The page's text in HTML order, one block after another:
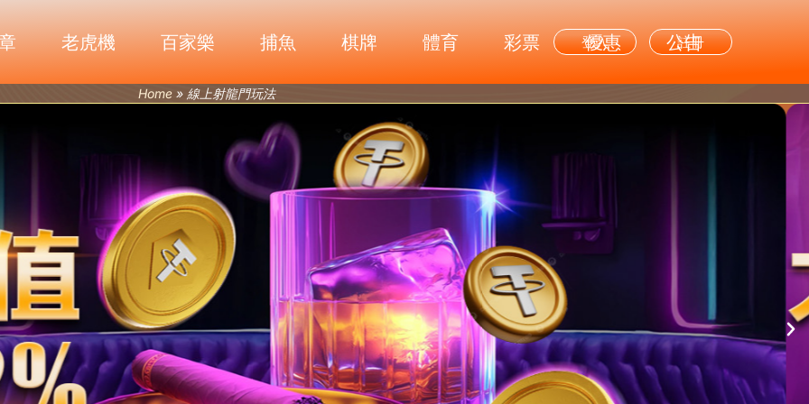
老虎機 百家樂 捕魚 棋牌 體育 彩票 優惠 公告
登入 註冊
Home » 線上射龍門玩法